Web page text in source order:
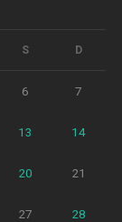
S D
6 7
13 14
20 21
27 28